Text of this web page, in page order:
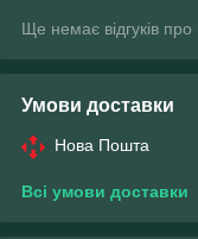
Ще немає відгуків
Умови доставки
Нова Пошта
Всі умови доставки